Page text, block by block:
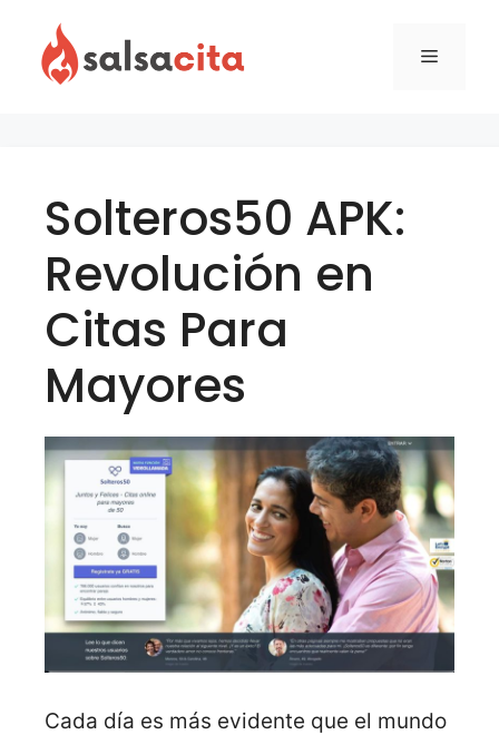
content
Menu
Solteros50 APK:
Revolución en
Citas Para
Mayores
Cada día es más evidente que el mundo